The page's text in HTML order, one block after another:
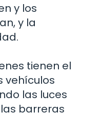
y los
y la
tienen el
vehículos
las luces
barreras